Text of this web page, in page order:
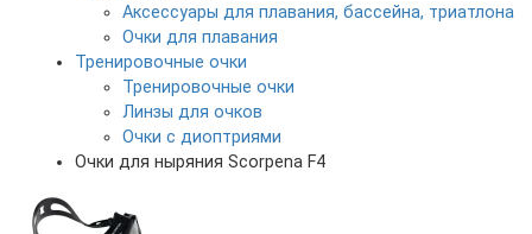
Аксессуары для плавания, бассейна, триатлона
Очки для плавания
Тренировочные очки
Тренировочные очки
Линзы для очков
Очки с диоптриями
Очки для ныряния Scorpena F4